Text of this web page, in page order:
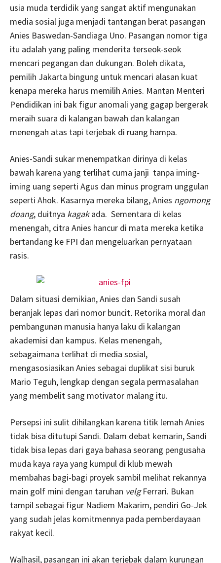
usia muda terdidik yang sangat aktif mengunakan
media sosial juga menjadi tantangan berat pasangan
Anies Baswedan-Sandiaga Uno. Pasangan nomor tiga
itu adalah yang paling menderita terseok-seok
mencari pegangan dan dukungan. Boleh dikata,
pemilih Jakarta bingung untuk mencari alasan kuat
kenapa mereka harus memilih Anies. Mantan Menteri
Pendidikan ini bak figur anomali yang gagap bergerak
meraih suara di kalangan bawah dan kalangan
menengah atas tapi terjebak di ruang hampa.
Anies-Sandi sukar menempatkan dirinya di kelas
bawah karena yang terlihat cuma janji tanpa iming-
iming uang seperti Agus dan minus program unggulan
seperti Ahok. Kasarnya mereka bilang, Anies ngomong
doang, duitnya kagakada. Sementara di kelas
menengah, citra Anies hancur di mata mereka ketika
bertandang ke FPI dan mengeluarkan pernyataan
rasis.
Dalam situasi demikian, Anies dan Sandi susah
beranjak lepas dari nomor buncit. Retorika moral dan
pembangunan manusia hanya laku di kalangan
akademisi dan kampus. Kelas menengah,
sebagaimana terlihat di media sosial,
mengasosiasikan Anies sebagai duplikat sisi buruk
Mario Teguh, lengkap dengan segala permasalahan
yang membelit sang motivator malang itu.
Persepsi ini sulit dihilangkan karena titik lemah Anies
tidak bisa ditutupi Sandi. Dalam debat kemarin, Sandi
tidak bisa lepas dari gaya bahasa seorang pengusaha
muda kaya raya yang kumpul di klub mewah
membahas bagi-bagi proyek sambil melihat rekannya
main golf mini dengan taruhan velgFerrari. Bukan
tampil sebagai figur Nadiem Makarim, pendiri Go-Jek
yang sudah jelas komitmennya pada pemberdayaan
rakyat kecil.
Walhasil, pasangan ini akan terjebak dalam kurungan